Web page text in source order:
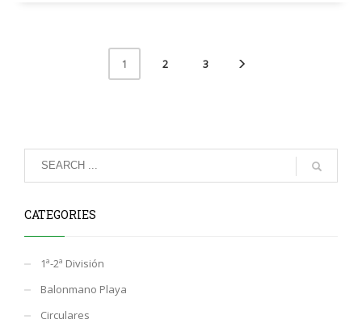
1 2 3
CATEGORIES
1ª-2ª División
Balonmano Playa
Circulares